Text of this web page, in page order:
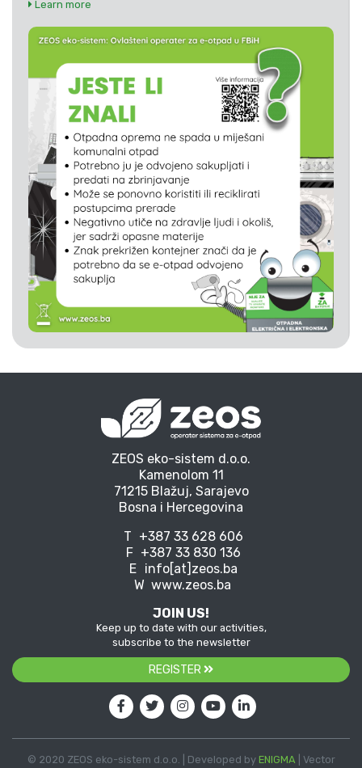
Learn more
ZEOS eko-sistem d.o.o.
Kamenolom 11
71215 Blažuj, Sarajevo
Bosna i Hercegovina
T +387 33 628 606
F +387 33 830 136
E info[at]zeos.ba
W www.zeos.ba
JOIN US!
Keep up to date with our activities,
subscribe to the newsletter
REGISTER
© 2020 ZEOS eko-sistem d.o.o. | Developed by ENIGMA| Vector